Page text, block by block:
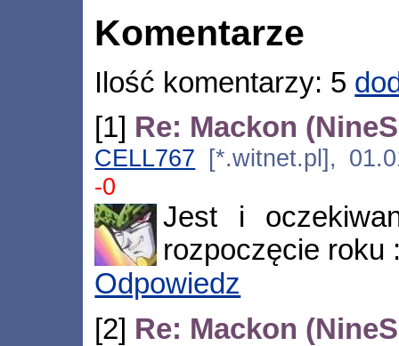
Komentarze
Ilość komentarzy: 5
[1] Re: Mackon
CELL767 [*.witnet.pl],
-0
Jest i
rozpoczęcie roku
Odpowiedz
[2] Re: Mackon